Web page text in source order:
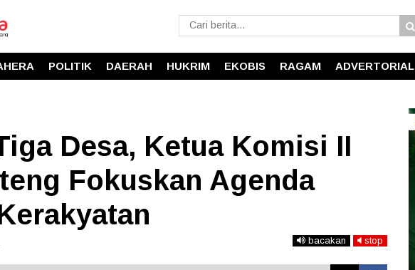
POLITIK DAERAH HUKRIM EKOBIS RAGAM ADVERTORIAL
Desa, Ketua Komisi II
Fokuskan Agenda
bacakan stop